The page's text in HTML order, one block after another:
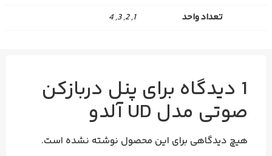
تعداد واحد
1, 2, 3, 4
1 دیدگاه برای پنل دربازکن
صوتی مدل UD آلدو
هیچ دیدگاهی برای این محصول نوشته نشده است.